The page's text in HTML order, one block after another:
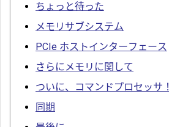
ちょっと待った
メモリサブシステム
PCIe ホストインターフェース
さらにメモリに関して
ついに、コマンドプロセッサ！
同期